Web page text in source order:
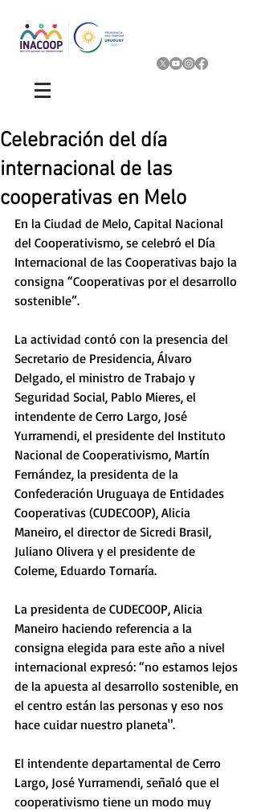
Celebración del día
internacional de las
cooperativas en Melo
En la Ciudad de Melo, Capital Nacional
del Cooperativismo, se celebró el Día
Internacional de las Cooperativas bajo la
consigna “Cooperativas por el desarrollo
sostenible”.
La actividad contó con la presencia del
Secretario de Presidencia, Álvaro
Delgado, el ministro de Trabajo y
Seguridad Social, Pablo Mieres, el
intendente de Cerro Largo, José
Yurramendi, el presidente del Instituto
Nacional de Cooperativismo, Martín
Fernández, la presidenta de la
Confederación Uruguaya de Entidades
Cooperativas (CUDECOOP), Alicia
Maneiro, el director de Sicredi Brasil,
Juliano Olivera y el presidente de
Coleme, Eduardo Tornaría.
La presidenta de CUDECOOP, Alicia
Maneiro haciendo referencia a la
consigna elegida para este año a nivel
internacional expresó: “no estamos lejos
de la apuesta al desarrollo sostenible, en
el centro están las personas y eso nos
hace cuidar nuestro planeta".
El intendente departamental de Cerro
Largo, José Yurramendi, señaló que el
cooperativismo tiene un modo muy